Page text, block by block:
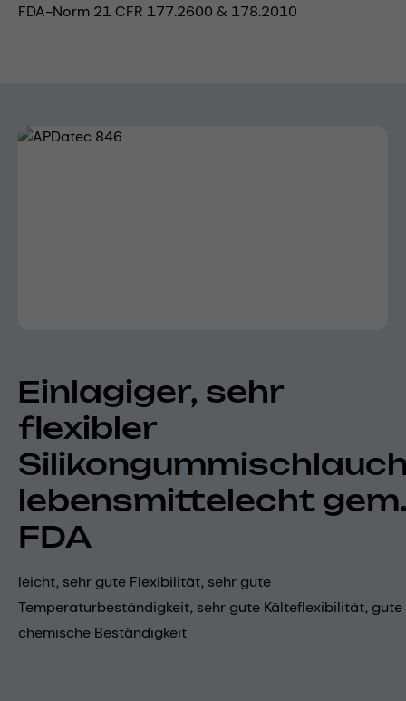
FDA-Norm 21 CFR 177.2600 & 178.2010
Bildergalerie überspringen
Einlagiger, sehr
flexibler
lebensmittelecht
FDA
leicht, sehr gute Flexibilität, sehr gute
Temperaturbeständigkeit, sehr gute Kälteflexibilität, gute
chemische Beständigkeit